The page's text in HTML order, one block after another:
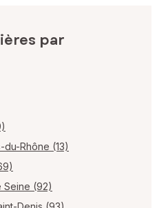
par
Rhône (13)
Seine (92)